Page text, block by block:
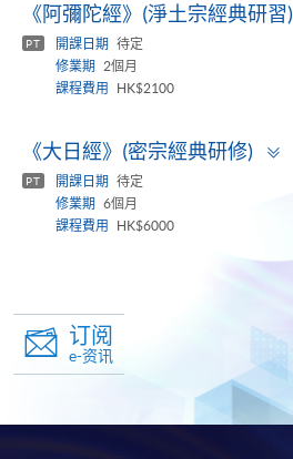
《阿彌陀經》(淨土宗經典研習)
PT 開課日期
待定
修業期
2個月
課程費用
HK$2100
《大日經》(密宗經典研修)
PT 開課日期
待定
修業期
6個月
課程費用
HK$6000
订阅
e-资讯